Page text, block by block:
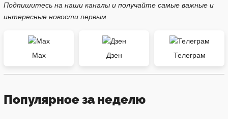
Подпишитесь на наши каналы и получайте самые важные и
интересные новости первым
Max Дзен Телеграм
Популярное за неделю